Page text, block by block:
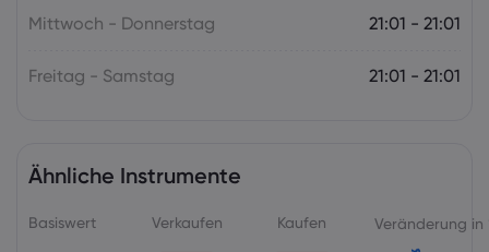
Mittwoch - Donnerstag 21:01 - 21:01
Freitag - Samstag 21:01 - 21:01
Ähnliche Instrumente
Basiswert Verkaufen Kaufen Veränderung in